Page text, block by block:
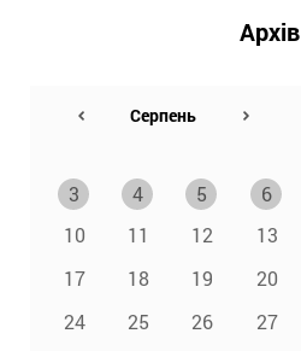
Архів
3
4 5 6
10
11 12 13
17
18 19 20
24
25 26 27